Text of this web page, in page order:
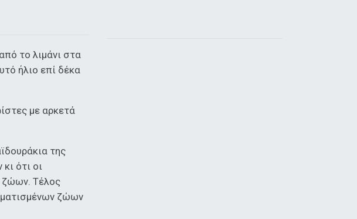
το λιμάνι στα
ήλιο επί δέκα
με αρκετά
της
ότι οι
ζώων. Τέλος
ζώων